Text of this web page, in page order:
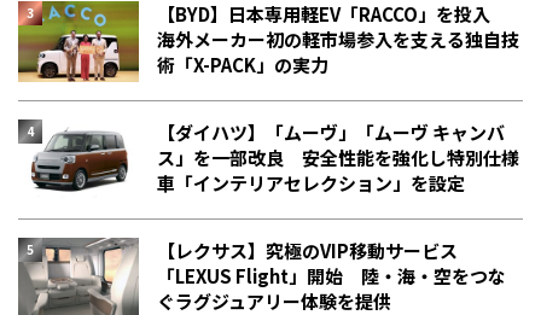
【BYD】日本専用軽EV「RACCO」を投入
海外メーカー初の軽市場参入を支える独自技
術「X-PACK」の実力
【ダイハツ】「ムーヴ」「ムーヴ キャンバ
ス」を一部改良 安全性能を強化し特別仕様
車「インテリアセレクション」を設定
【レクサス】究極のVIP移動サービス
「LEXUS Flight」開始 陸・海・空をつな
ぐラグジュアリー体験を提供